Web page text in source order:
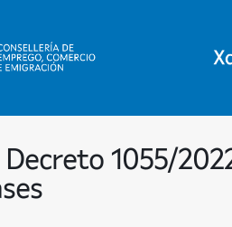
Decreto 1055/